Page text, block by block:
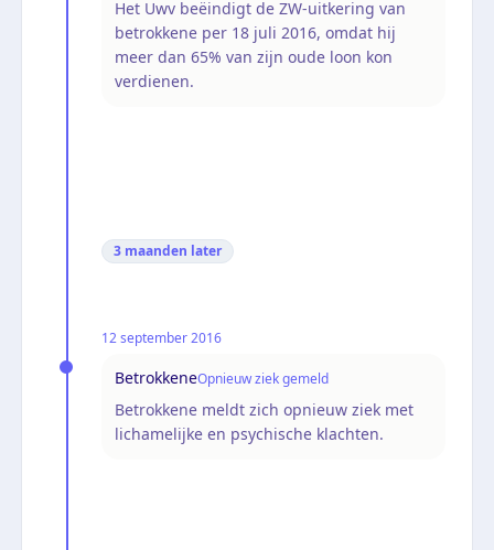
Het Uwv beëindigt de ZW-uitkering van
betrokkene per 18 juli 2016, omdat hij
meer dan 65% van zijn oude loon kon
verdienen.
3 maanden later
12 september 2016
BetrokkeneOpnieuw ziek gemeld
Betrokkene meldt zich opnieuw ziek met
lichamelijke en psychische klachten.